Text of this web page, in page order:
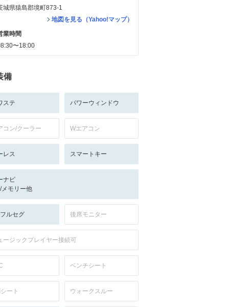
城県猿島郡境町873-1
地図を見る（Yahoo!マップ）
業時間
〜18:00
備
ステ パワーウィンドウ
コン/クーラー Wエアコン
レス スマートキー
ナビ
メモリー他
ルセグ 後席モニター
ージックプレイヤー接続可
ベンチシート
ート ウォークスルー